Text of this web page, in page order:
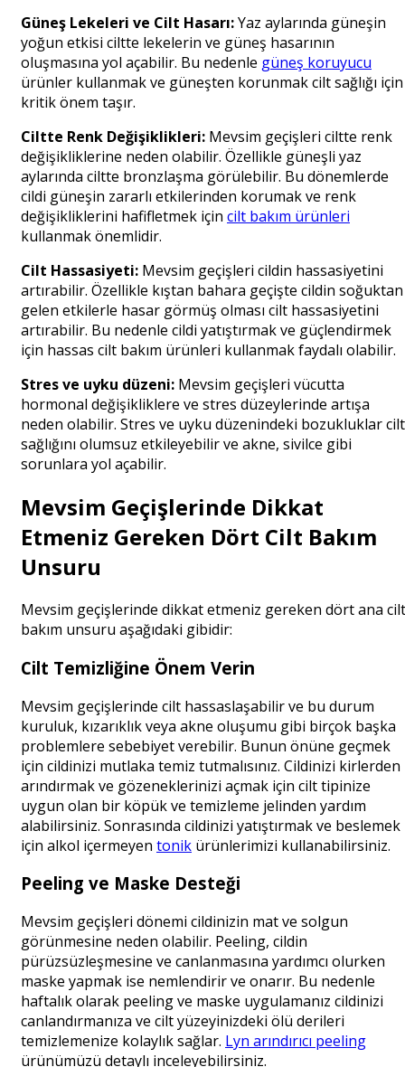
Güneş Lekeleri ve Cilt Hasarı:Yaz aylarında güneşin
yoğun etkisi ciltte lekelerin ve güneş hasarının
oluşmasına yol açabilir. Bu nedenle güneş koruyucu
ürünler kullanmak ve güneşten korunmak cilt sağlığı için
kritik önem taşır.
Ciltte Renk Değişiklikleri: Mevsim geçişleri ciltte renk
değişikliklerine neden olabilir. Özellikle güneşli yaz
aylarında ciltte bronzlaşma görülebilir. Bu dönemlerde
cildi güneşin zararlı etkilerinden korumak ve renk
değişikliklerini hafifletmek için cilt bakım ürünleri
kullanmak önemlidir.
Cilt Hassasiyeti: Mevsim geçişleri cildin hassasiyetini
artırabilir. Özellikle kıştan bahara geçişte cildin soğuktan
gelen etkilerle hasar görmüş olması cilt hassasiyetini
artırabilir. Bu nedenle cildi yatıştırmak ve güçlendirmek
için hassas cilt bakım ürünleri kullanmak faydalı olabilir.
Stres ve uyku düzeni: Mevsim geçişleri vücutta
hormonal değişikliklere ve stres düzeylerinde artışa
neden olabilir. Stres ve uyku düzenindeki bozukluklar cilt
sağlığını olumsuz etkileyebilir ve akne, sivilce gibi
sorunlara yol açabilir.
Mevsim Geçişlerinde Dikkat
Etmeniz Gereken Dört Cilt Bakım
Unsuru
Mevsim geçişlerinde dikkat etmeniz gereken dört ana cilt
bakım unsuru aşağıdaki gibidir:
Cilt Temizliğine Önem Verin
Mevsim geçişlerinde cilt hassaslaşabilir ve bu durum
kuruluk, kızarıklık veya akne oluşumu gibi birçok başka
problemlere sebebiyet verebilir. Bunun önüne geçmek
için cildinizi mutlaka temiz tutmalısınız. Cildinizi kirlerden
arındırmak ve gözeneklerinizi açmak için cilt tipinize
uygun olan bir köpük ve temizleme jelinden yardım
alabilirsiniz. Sonrasında cildinizi yatıştırmak ve beslemek
için alkol içermeyen tonik ürünlerimizi kullanabilirsiniz.
Peeling ve Maske Desteği
Mevsim geçişleri dönemi cildinizin mat ve solgun
görünmesine neden olabilir. Peeling, cildin
pürüzsüzleşmesine ve canlanmasına yardımcı olurken
maske yapmak ise nemlendirir ve onarır. Bu nedenle
haftalık olarak peeling ve maske uygulamanız cildinizi
canlandırmanıza ve cilt yüzeyinizdeki ölü derileri
temizlemenize kolaylık sağlar. Lyn arındırıcı peeling
ürünümüzü detaylı inceleyebilirsiniz.